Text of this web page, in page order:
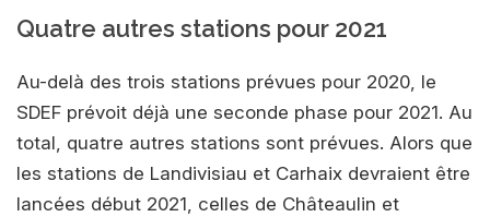
Quatre autres stations pour 2021
Au-delà des trois stations prévues pour 2020, le
SDEF prévoit déjà une seconde phase pour 2021. Au
total, quatre autres stations sont prévues. Alors que
les stations de Landivisiau et Carhaix devraient être
lancées début 2021, celles de Châteaulin et